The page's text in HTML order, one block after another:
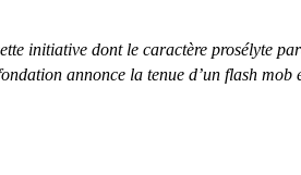
initiative dont le caractère prosélyte
annonce la tenue d’un flash mob